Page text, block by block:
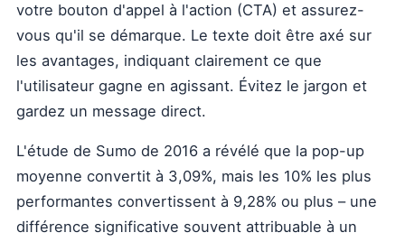
votre bouton d'appel à l'action (CTA) et assurez-
vous qu'il se démarque. Le texte doit être axé sur
les avantages, indiquant clairement ce que
l'utilisateur gagne en agissant. Évitez le jargon et
gardez un message direct.
L'étude de Sumo de 2016 a révélé que la pop-up
moyenne convertit à 3,09%, mais les 10% les plus
performantes convertissent à 9,28% ou plus – une
différence significative souvent attribuable à un